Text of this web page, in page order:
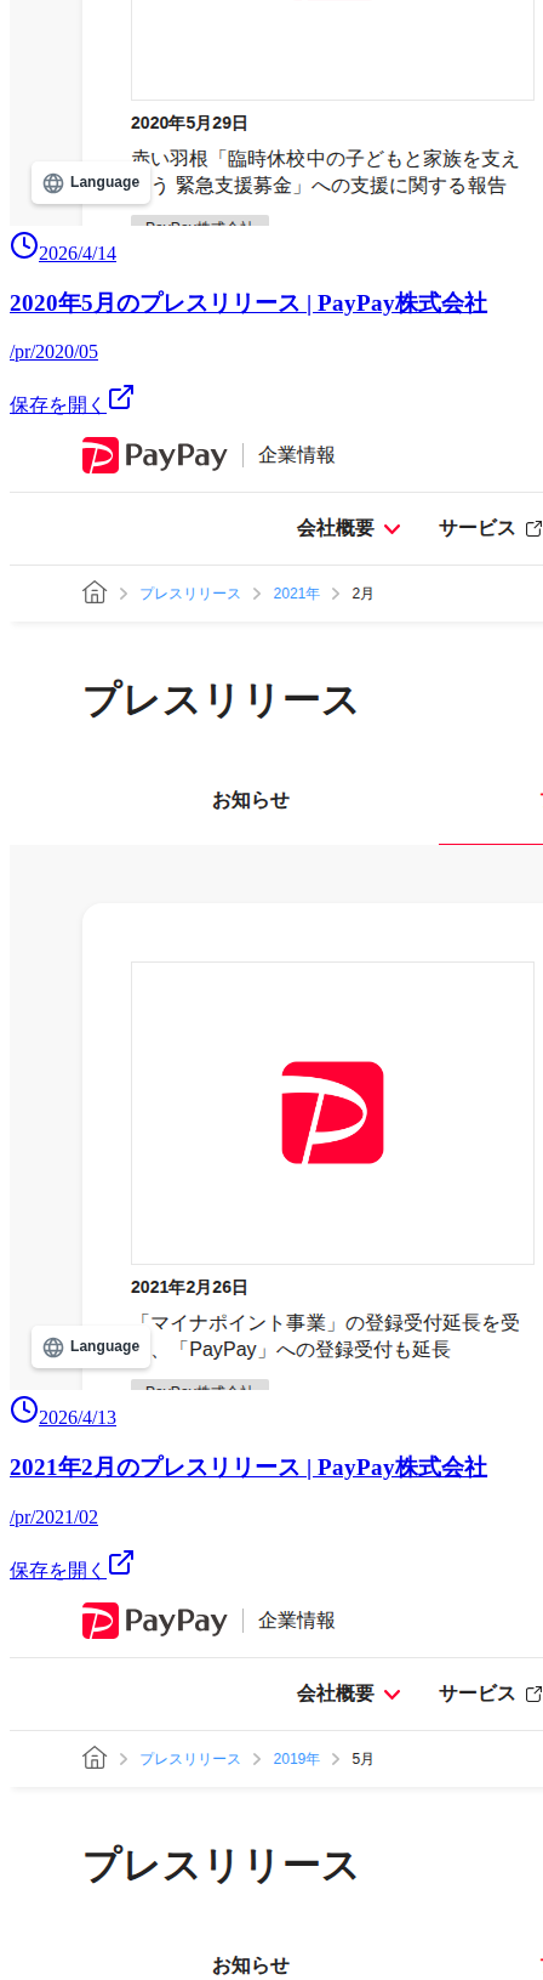
2026/4/14
2020年5月のプレスリリース | PayPay株式会社
/pr/2020/05
保存を開く
2026/4/13
2021年2月のプレスリリース | PayPay株式会社
/pr/2021/02
保存を開く